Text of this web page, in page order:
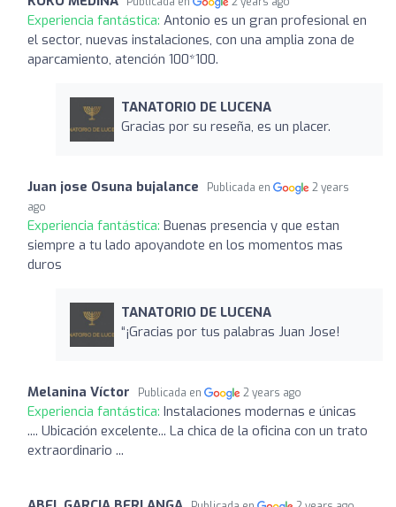
Experiencia fantástica: Antonio es un gran profesional en
el sector, nuevas instalaciones, con una amplia zona de
aparcamiento, atención 100*100.
TANATORIO DE LUCENA
Gracias por su reseña, es un placer.
Juan jose Osuna bujalance Publicada en
2 years
ago
Experiencia fantástica: Buenas presencia y que estan
siempre a tu lado apoyandote en los momentos mas
duros
TANATORIO DE LUCENA
“¡Gracias por tus palabras Juan Jose!
Melanina Víctor Publicada en 2 years ago
Experiencia fantástica: Instalaciones modernas e únicas
.... Ubicación excelente... La chica de la oficina con un trato
extraordinario ...